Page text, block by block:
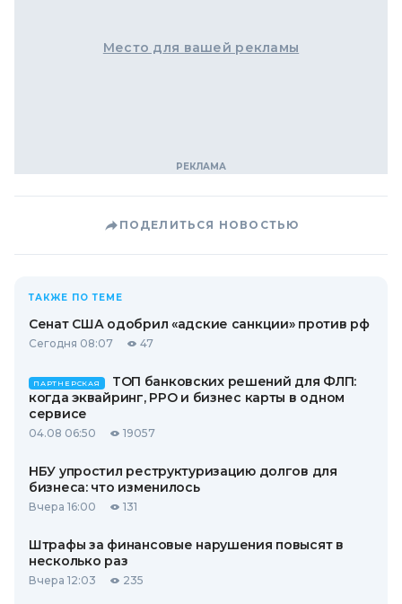
Место для вашей рекламы
ПОДЕЛИТЬСЯ НОВОСТЬЮ
ТАКЖЕ ПО ТЕМЕ
Сенат США одобрил «адские санкции» против рф
Сегодня 08:07 47
ПАРТНЕРСКАЯ
ТОП банковских решений для ФЛП:
когда эквайринг, РРО и бизнес карты в одном
сервисе
04.08 06:50 19057
НБУ упростил реструктуризацию долгов для
бизнеса: что изменилось
Вчера 16:00 131
Штрафы за финансовые нарушения повысят в
несколько раз
Вчера 12:03 235